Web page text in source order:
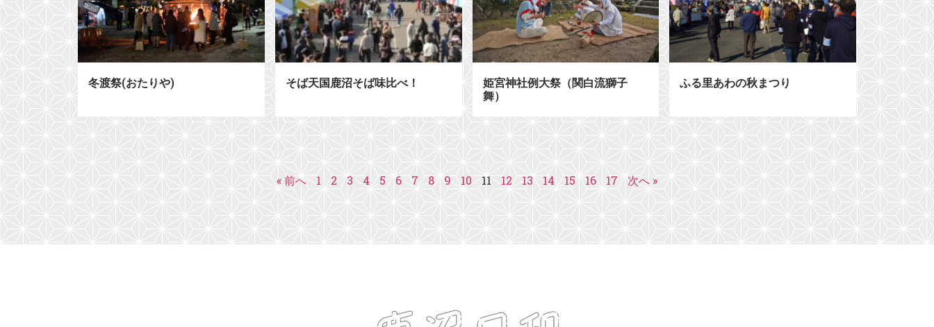
冬渡祭(おたりや) そば天国鹿沼そば味比べ！
姫宮神社例大祭（関白流獅子
舞）
ふる里あわの秋まつり
« 前へ 1 2 3 4 5 6 7 8 9 10 11 12 13 14 15 16 17 次へ »